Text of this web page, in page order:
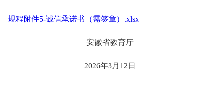
规程附件5-诚信承诺书（需签章）.xlsx
安徽省教育厅
2026年3月12日